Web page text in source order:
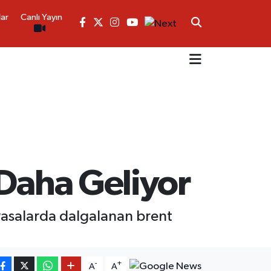
Canlı Yayın
Geliyor
dalgalanan brent
A- A+